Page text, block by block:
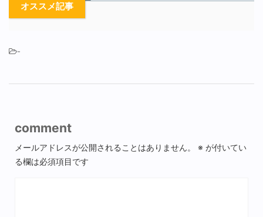
オススメ記事
-
comment
メールアドレスが公開されることはありません。 ※ が付いてい
る欄は必須項目です